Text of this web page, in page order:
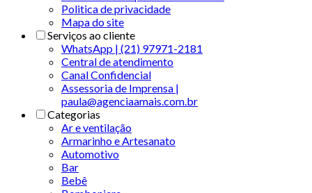
Politica de privacidade
Mapa do site
Serviços ao cliente
WhatsApp | (21) 97971-2181
Central de atendimento
Canal Confidencial
Assessoria de Imprensa |
paula@agenciaamais.com.br
Categorias
Ar e ventilação
Armarinho e Artesanato
Automotivo
Bar
Bebê